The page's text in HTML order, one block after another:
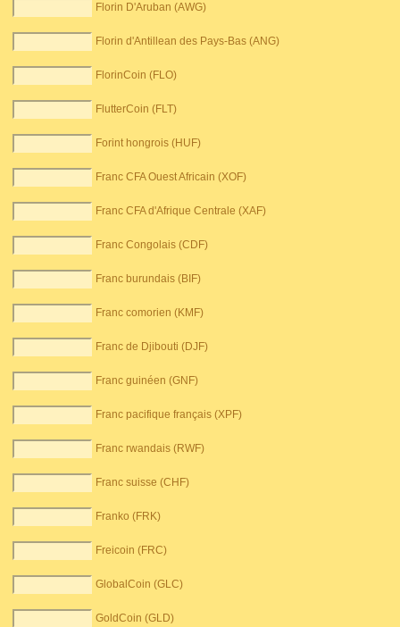
Florin D'Aruban (AWG)
Florin d'Antillean des Pays-Bas (ANG)
FlorinCoin (FLO)
FlutterCoin (FLT)
Forint hongrois (HUF)
Franc CFA Ouest Africain (XOF)
Franc CFA d'Afrique Centrale (XAF)
Franc Congolais (CDF)
Franc burundais (BIF)
Franc comorien (KMF)
Franc de Djibouti (DJF)
Franc guinéen (GNF)
Franc pacifique français (XPF)
Franc rwandais (RWF)
Franc suisse (CHF)
Franko (FRK)
Freicoin (FRC)
GlobalCoin (GLC)
GoldCoin (GLD)